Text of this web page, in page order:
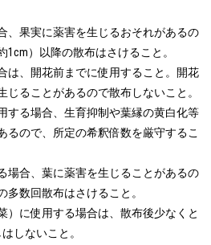
、果実に薬害を生じるおそれがあるの
1cm）以降の散布はさけること。
は、開花前までに使用すること。開花
じることがあるので散布しないこと。
する場合、生育抑制や葉縁の黄白化等
るので、所定の希釈倍数を厳守するこ
場合、葉に薬害を生じることがあるの
多数回散布はさけること。
）に使用する場合は、散布後少なくと
しないこと。